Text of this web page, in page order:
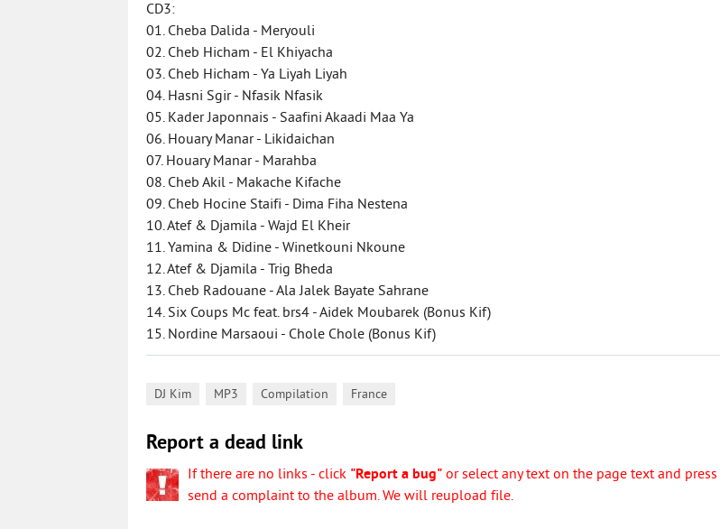
CD3:
01. Cheba Dalida - Meryouli
02. Cheb Hicham - El Khiyacha
03. Cheb Hicham - Ya Liyah Liyah
04. Hasni Sgir - Nfasik Nfasik
05. Kader Japonnais - Saafini Akaadi Maa Ya
06. Houary Manar - Likidaichan
07. Houary Manar - Marahba
08. Cheb Akil - Makache Kifache
09. Cheb Hocine Staifi - Dima Fiha Nestena
10. Atef & Djamila - Wajd El Kheir
11. Yamina & Didine - Winetkouni Nkoune
12. Atef & Djamila - Trig Bheda
13. Cheb Radouane - Ala Jalek Bayate Sahrane
14. Six Coups Mc feat. brs4 - Aidek Moubarek (Bonus Kif)
15. Nordine Marsaoui - Chole Chole (Bonus Kif)
DJ Kim MP3 Compilation France
Report a dead link
If there are no links - click "Report a bug" or select any text on the page text and press
send a complaint to the album. We will reupload file.